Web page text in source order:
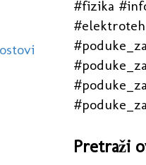
#fizika
Pretraži